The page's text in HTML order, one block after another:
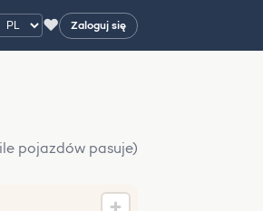
♥ Zaloguj się
pojazdów pasuje)